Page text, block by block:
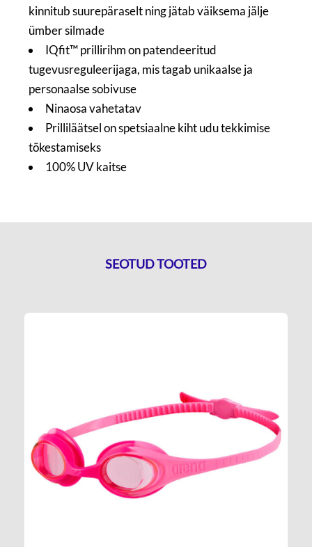
kinnitub suurepäraselt ning jätab väiksema jälje
ümber silmade
IQfit™ prillirihm on patendeeritud
tugevusreguleerijaga, mis tagab unikaalse ja
personaalse sobivuse
Ninaosa vahetatav
Prilliläätsel on spetsiaalne kiht udu tekkimise
tõkestamiseks
100% UV kaitse
SEOTUD TOOTED